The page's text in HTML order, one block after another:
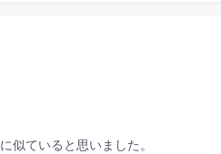
似ていると思いました。